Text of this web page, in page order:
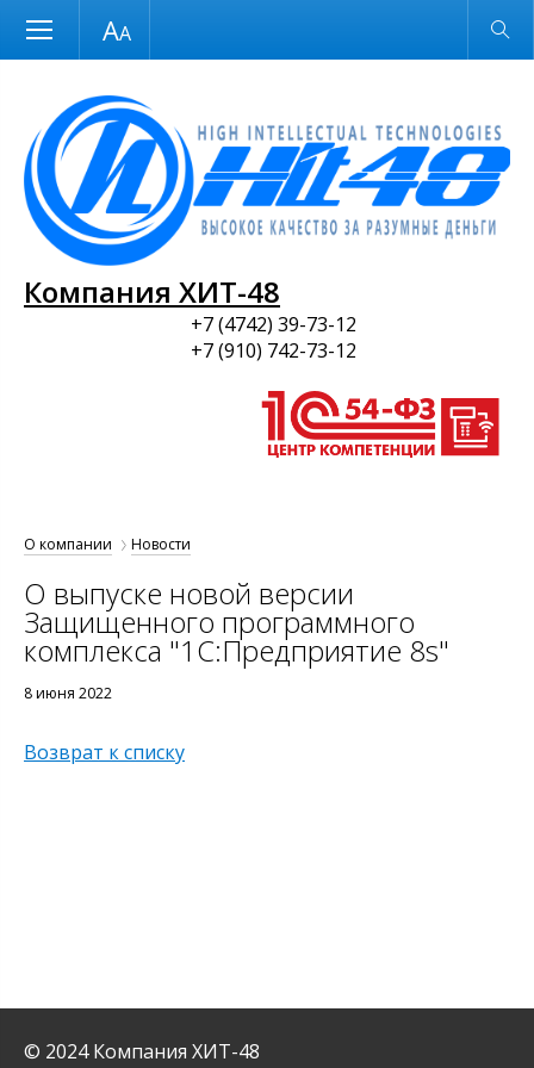
Размер шрифта Обычная версия
Компания ХИТ-48
+7 (4742) 39-73-12
+7 (910) 742-73-12
О компании Новости
О выпуске новой версии
Защищенного программного
комплекса "1С:Предприятие 8s"
8 июня 2022
Возврат к списку
© 2024 Компания ХИТ-48